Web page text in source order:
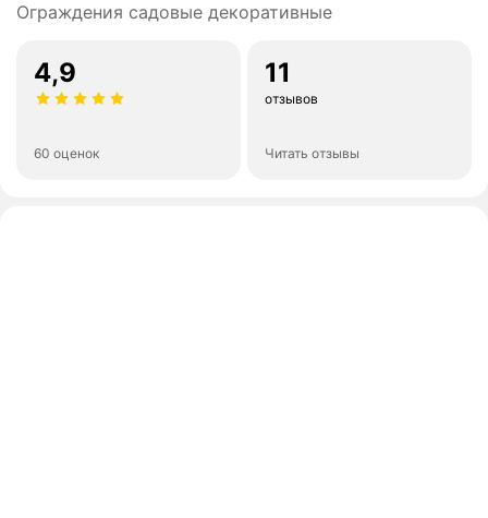
Ограждения садовые декоративные
4,9
60 оценок
11
отзывов
Читать отзывы